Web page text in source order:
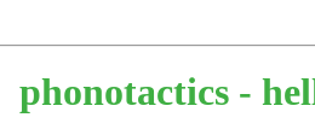
phonotactics -